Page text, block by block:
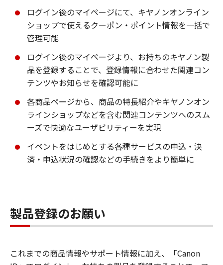
ログイン後のマイページにて、キヤノンオンライン
ショップで使えるクーポン・ポイント情報を一括で
管理可能
ログイン後のマイページより、お持ちのキヤノン製
品を登録することで、登録情報に合わせた関連コン
テンツやお知らせを確認可能に
各商品ページから、商品の特長紹介やキヤノンオン
ラインショップなどを含む関連コンテンツへのスム
ーズで快適なユーザビリティーを実現
イベントをはじめとする各種サービスの申込・決
済・申込状況の確認などの手続きをより簡単に
製品登録のお願い
これまでの商品情報やサポート情報に加え、「Canon